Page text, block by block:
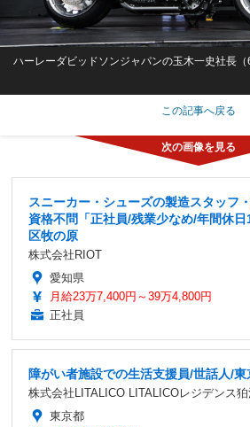
ハーレーダビッドソンジャパンの玉木一史社長（
この記事へ戻る
スニーカー・シューズの製造スタッフ
資格不問「正社員/残業少なめ/年間休
区牧の原
株式会社RIOT
愛知県
月給23万7,400円～39万4,800円
正社員
障がい者施設での生活支援員/世話人/
株式会社LITALICO LITALICOレジデンス
東京都